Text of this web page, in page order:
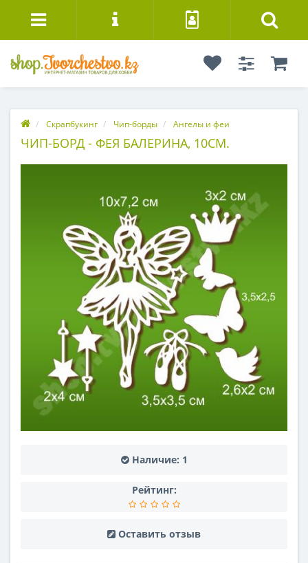
Скрапбукинг Чип-борды Ангелы и феи
ЧИП-БОРД - ФЕЯ БАЛЕРИНА, 10СМ.
Наличие: 1
Рейтинг:
Оставить отзыв